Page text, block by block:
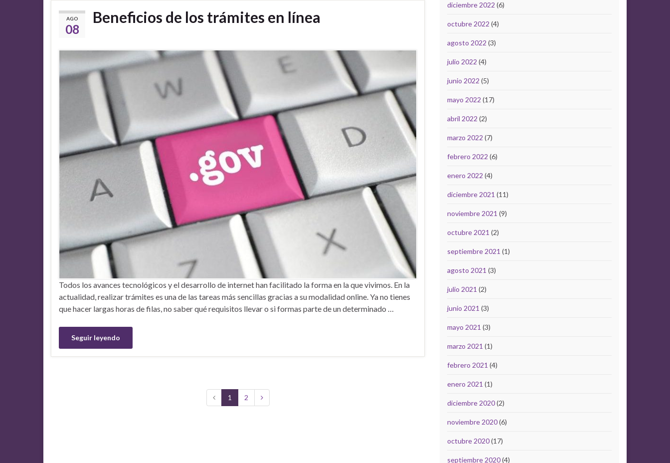
AGO
08
Beneficios de los trámites en línea
Todos los avances tecnológicos y el desarrollo de internet han facilitado la forma en la que vivimos. En la
actualidad, realizar trámites es una de las tareas más sencillas gracias a su modalidad online. Ya no tienes
que hacer largas horas de filas, no saber qué requisitos llevar o si formas parte de un determinado …
Seguir leyendo
1 2
diciembre 2022 (6)
octubre 2022 (4)
agosto 2022 (3)
julio 2022 (4)
junio 2022 (5)
mayo 2022 (17)
abril 2022 (2)
marzo 2022 (7)
febrero 2022 (6)
enero 2022 (4)
diciembre 2021 (11)
noviembre 2021 (9)
octubre 2021 (2)
septiembre 2021 (1)
agosto 2021 (3)
julio 2021 (2)
junio 2021 (3)
mayo 2021 (3)
marzo 2021 (1)
febrero 2021 (4)
enero 2021 (1)
diciembre 2020(2)
noviembre 2020(6)
octubre 2020(17)
septiembre 2020(4)